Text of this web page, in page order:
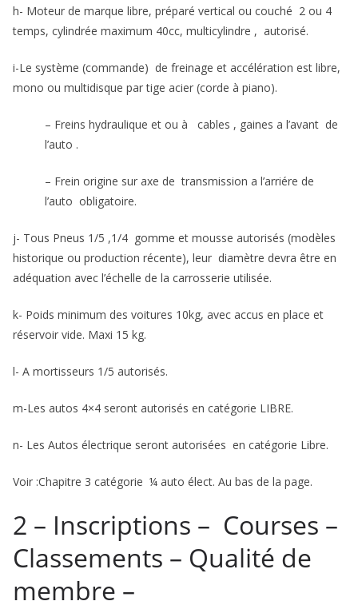
h- Moteur de marque libre, préparé vertical ou couché 2 ou 4
temps, cylindrée maximum 40cc, multicylindre , autorisé.
i-Le système (commande) de freinage et accélération est libre,
mono ou multidisque par tige acier (corde à piano).
– Freins hydraulique et ou à cables , gaines a l’avant de
l’auto .
– Frein origine sur axe de transmission a l’arriére de
l’auto obligatoire.
j- Tous Pneus 1/5 ,1/4 gomme et mousse autorisés (modèles
historique ou production récente), leur diamètre devra être en
adéquation avec l’échelle de la carrosserie utilisée.
k- Poids minimum des voitures 10kg, avec accus en place et
réservoir vide. Maxi 15 kg.
l- A mortisseurs 1/5 autorisés.
m-Les autos 4×4 seront autorisés en catégorie LIBRE.
n- Les Autos électrique seront autorisées en catégorie Libre.
Voir :Chapitre 3 catégorie ¼ auto élect. Au bas de la page.
2 – Inscriptions – Courses –
Classements – Qualité de
membre –